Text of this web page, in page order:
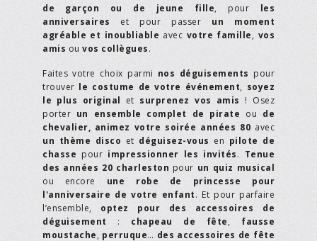
de garçon ou de jeune fille, pour les
anniversaires et pour passer un moment
agréable et inoubliable avec votre famille, vos
amis ou vos collègues.
Faites votre choix parmi nos déguisements pour
trouver le costume de votre événement, soyez
le plus original et surprenez vos amis ! Osez
porter un ensemble complet de pirate ou de
chevalier, animez votre soirée années 80 avec
un thème disco et déguisez-vous en pilote de
chasse pour impressionner les invités. Tenue
des années 20 charleston pour un quiz musical
ou encore une robe de princesse pour
l'anniversaire de votre enfant. Et pour parfaire
l’ensemble, optez pour des accessoires de
déguisement : chapeau de fête, fausse
moustache, perruque… des accessoires de fête